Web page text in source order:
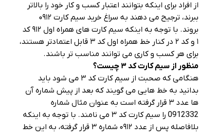
از افراد برای اینکه بتوانند اعتبار کسب و کار خود را بالاتر
ببرند، ترجیح می‌ دهند به سراغ خرید سیم کارت ۰۹۱۲
بروند. با توجه به اینکه سیم کارت‌ های همراه اول ۹۱۲ کد
۱ و کد ۲ در کنار خط همراه اول کد ۳ قابل اعتمادتر هستند،
برای هر کسب و کاری می‌ توانند مناسب‌ تر باشند.
منظور از سیم کارت کد ۳ چیست؟
هنگامی که صحبت از سیم کارت کد ۳ می‌ شود باید
بدانید به خط‌ هایی می‌ گویند که بعد از پیش شماره آن
ها عدد ۳ قرار گرفته است به عنوان مثال شماره
0912332 را سیم کارت کد ۳ می‌ نامند. با توجه به اینکه
بلافاصله پس از عدد ۰۹۱۲ شماره ۳ قرار گرفته، به این خط‌